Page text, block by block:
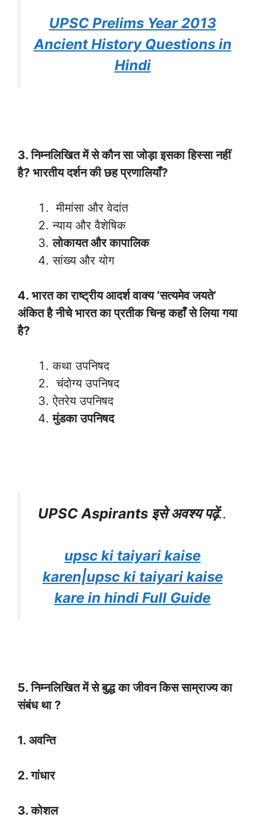
UPSC Prelims Year 2013
Ancient History Questions in
Hindi
3. निम्नलिखित में से कौन सा जोड़ा इसका हिस्सा नहीं
है? भारतीय दर्शन की छह प्रणालियाँ?
मीमांसा और वेदांत
न्याय और वैशेषिक
लोकायत और कापालिक
सांख्य और योग
4. भारत का राष्ट्रीय आदर्श वाक्य ‘सत्यमेव जयते’
अंकित है नीचे भारत का प्रतीक चिन्ह कहाँ से लिया गया
है?
कथा उपनिषद
चंदोग्य उपनिषद
ऐतरेय उपनिषद
मुंडका उपनिषद
UPSC Aspirants इसे अवश्य पढ़ें..
upsc ki taiyari kaise
karen|upsc ki taiyari kaise
kare in hindi Full Guide
5. निम्नलिखित में से बुद्ध का जीवन किस साम्राज्य का
संबंध था ?
1. अवन्ति
2. गांधार
3. कोशल